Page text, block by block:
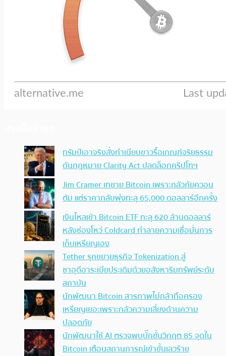
ทรัมป์เอาจริง สั่งทำเนียบขาวรื้อเกณฑ์จริยธรรม
ดันกฎหมาย Clarity Act ปลดล็อกคริปโทฯ
Jim Cramer เทขาย Bitcoin เพราะกลัวภัยควอน
ตัม แต่ราคากลับพุ่งทะลุ 65,000 ดอลลาร์อีกครั้ง
เงินไหลเข้า Bitcoin ETF ทะลุ 620 ล้านดอลลาร์
หลังช่องโหว่ Coldcard ทำลายความเชื่อมั่นการ
เก็บเหรียญเอง
Tether รุกขยายธุรกิจ Tokenization สู่
ซาอุดีอาระเบียประเดิมด้วยอสังหาริมทรัพย์ระดับ
สถาบัน
นักพัฒนา Bitcoin สารภาพไม่กล้าถือครอง
เหรียญเยอะเพราะกลัวความเสี่ยงด้านความ
ปลอดภัย
นักพัฒนาใช้ AI ตรวจพบบั๊กขั้นวิกฤต 85 จุดใน
Bitcoin เตือนสถานการณ์เข้าขั้นเลวร้าย